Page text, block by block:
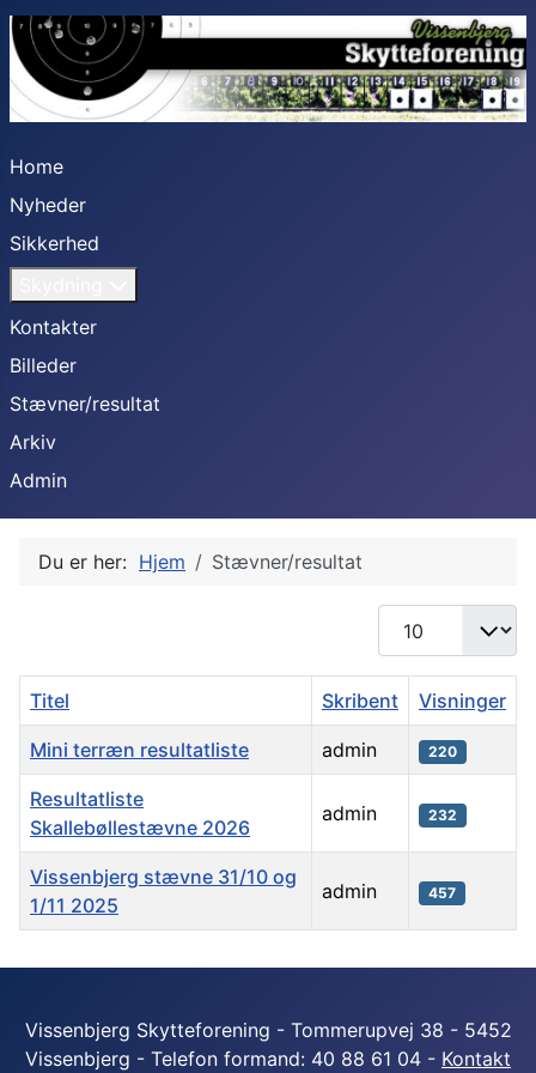
Home
Nyheder
Sikkerhed
Kontakter
Billeder
Stævner/resultat
Arkiv
Admin
Du er her: Hjem Stævner/resultat
Vis #
Titel Skribent Visninger
Mini terræn resultatliste admin 220
Resultatliste
Skallebøllestævne 2026
admin 232
Vissenbjerg stævne 31/10 og
1/11 2025
admin 457
Vissenbjerg Skytteforening - Tommerupvej 38 - 5452
Vissenbjerg - Telefon formand: 40 88 61 04 - Kontakt